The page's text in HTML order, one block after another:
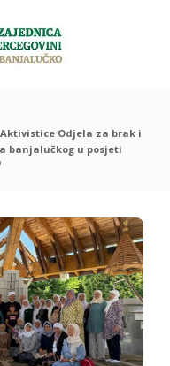
Aktivistice Odjela za brak i
banjalučkog u posjeti